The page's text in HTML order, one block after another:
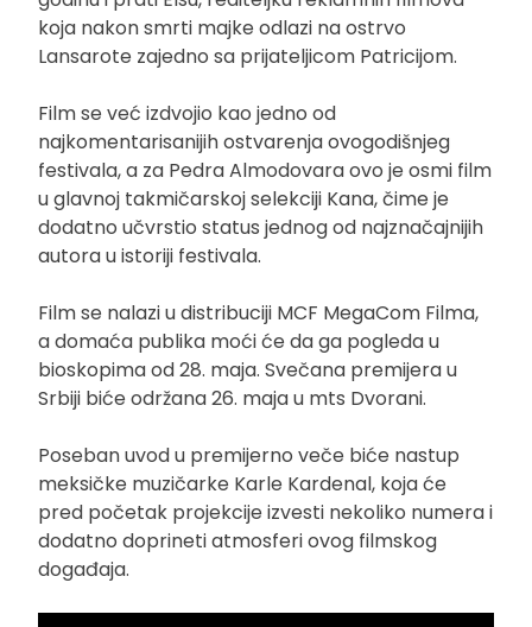
koja nakon smrti majke odlazi na ostrvo
Lansarote zajedno sa prijateljicom Patricijom.
Film se već izdvojio kao jedno od
najkomentarisanijih ostvarenja ovogodišnjeg
festivala, a za Pedra Almodovara ovo je osmi film
u glavnoj takmičarskoj selekciji Kana, čime je
dodatno učvrstio status jednog od najznačajnijih
autora u istoriji festivala.
Film se nalazi u distribuciji MCF MegaCom Filma,
a domaća publika moći će da ga pogleda u
bioskopima od 28. maja. Svečana premijera u
Srbiji biće održana 26. maja u mts Dvorani.
Poseban uvod u premijerno veče biće nastup
meksičke muzičarke Karle Kardenal, koja će
pred početak projekcije izvesti nekoliko numera i
dodatno doprineti atmosferi ovog filmskog
događaja.